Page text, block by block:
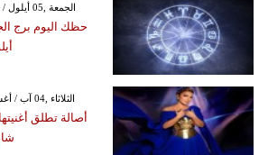
GMT 06:02 2025 الجمعة ,05 أيلول / سبتمبر
GMT 06:38 2026 الثلاثاء ,04 آب / أغسطس
أصالة تطلق